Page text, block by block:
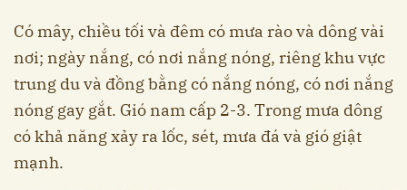
Có mây, chiều tối và đêm có mưa rào và dông vài
nơi; ngày nắng, có nơi nắng nóng, riêng khu vực
trung du và đồng bằng có nắng nóng, có nơi nắng
nóng gay gắt. Gió nam cấp 2-3. Trong mưa dông
có khả năng xảy ra lốc, sét, mưa đá và gió giật
mạnh.